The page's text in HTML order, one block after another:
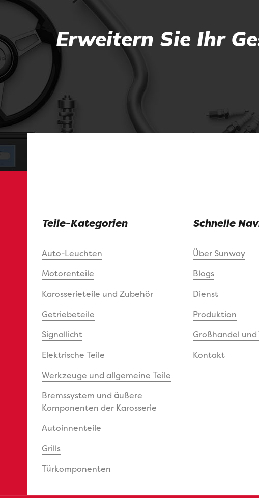
Erweitern Sie Ihr
Teile-Kategorien
Auto-Leuchten
Motorenteile
Karosserieteile und Zubehör
Getriebeteile
Signallicht
Elektrische Teile
Werkzeuge und allgemeine Teile
Bremssystem und äußere
Komponenten der Karosserie
Autoinnenteile
Grills
Türkomponenten
Schnelle
Über Sunway
Blogs
Dienst
Produktion
Großhandel
Kontakt